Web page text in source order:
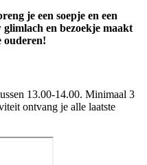
je een soepje en een
glimlach en bezoekje maakt
ouderen!
13.00-14.00. Minimaal 3
ontvang je alle laatste